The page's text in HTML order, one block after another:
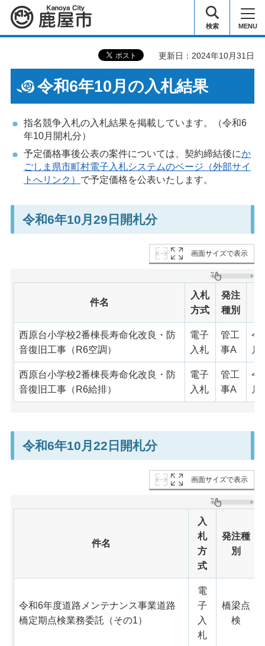
鹿屋市 検索 MENU
更新日：2024年10月31日
令和6年10月の入札結果
指名競争入札の入札結果を掲載しています。（令和6
年10月開札分）
予定価格事後公表の案件については、契約締結後にか
ごしま県市町村電子入札システムのベージ（外部サイ
トへリンク） で予定価格を公表いたします。
令和6年10月29日開札分
画面サイズで表示
件名
入札
方式
発注
種別
西原台小学校2番棟長寿命化改良・防
音復旧工事（R6空調）
電子
入札
管工
事A
令
月
西原台小学校2番棟長寿命化改良・防
音復旧工事（R6給排）
電子
入札
管工
事A
令
月
令和6年10月22日開札分
画面サイズで表示
件名
入
札
方
式
発注種
別
令和6年度道路メンテナンス事業道路
橋定期点検業務委託（その1）
電
子
入
札
橋梁点
検